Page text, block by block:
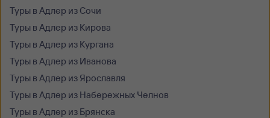
Туры в Адлер из Сочи
Туры в Адлер из Кирова
Туры в Адлер из Кургана
Туры в Адлер из Иванова
Туры в Адлер из Ярославля
Туры в Адлер из Набережных Челнов
Туры в Адлер из Брянска